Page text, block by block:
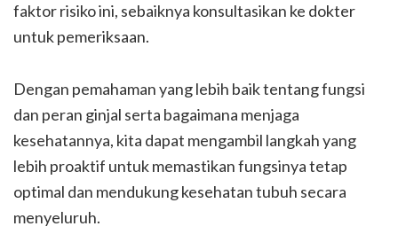
faktor risiko ini, sebaiknya konsultasikan ke dokter
untuk pemeriksaan.
Dengan pemahaman yang lebih baik tentang fungsi
dan peran ginjal serta bagaimana menjaga
kesehatannya, kita dapat mengambil langkah yang
lebih proaktif untuk memastikan fungsinya tetap
optimal dan mendukung kesehatan tubuh secara
menyeluruh.